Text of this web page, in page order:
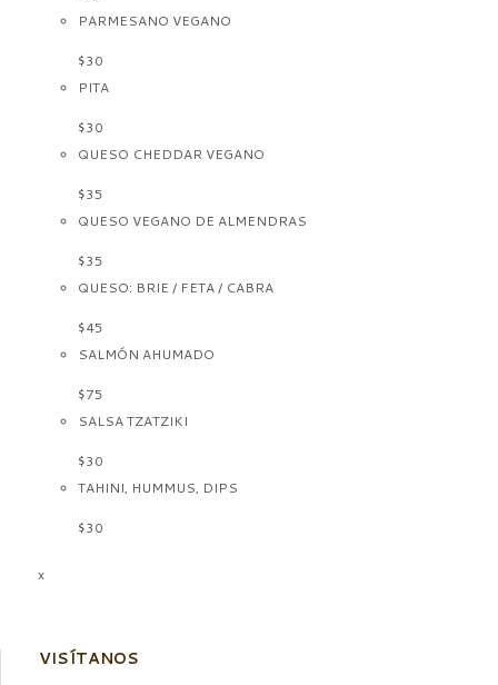
PARMESANO VEGANO
$30
PITA
$30
QUESO CHEDDAR VEGANO
$35
QUESO VEGANO DE ALMENDRAS
$35
QUESO: BRIE / FETA / CABRA
$45
SALMÓN AHUMADO
$75
SALSA TZATZIKI
$30
TAHINI, HUMMUS, DIPS
$30
x
VISÍTANOS